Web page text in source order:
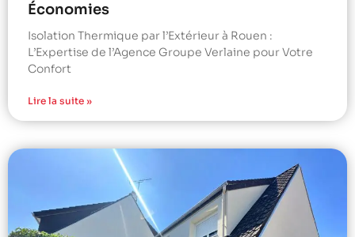
Économies
Isolation Thermique par l’Extérieur à Rouen :
L’Expertise de l’Agence Groupe Verlaine pour Votre
Confort
Lire la suite »